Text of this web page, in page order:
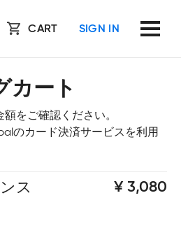
CART SIGN IN
カート
をご確認ください。
のカード決済サービスを利用
ス
3,080